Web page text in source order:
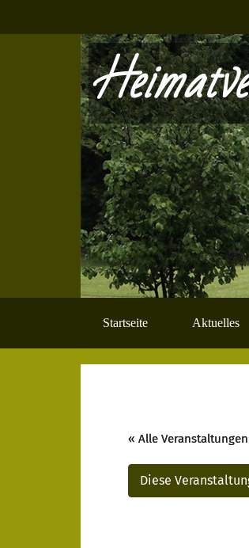
Startseite Aktuelles
« Alle Veranstaltungen
Diese